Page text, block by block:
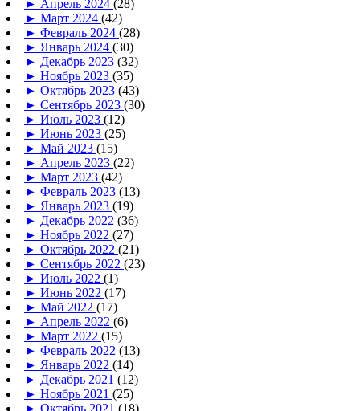
► Апрель 2024 (28)
► Март 2024 (42)
► Февраль 2024 (28)
► Январь 2024 (30)
► Декабрь 2023 (32)
► Ноябрь 2023 (35)
► Октябрь 2023 (43)
► Сентябрь 2023 (30)
► Июль 2023 (12)
► Июнь 2023 (25)
► Май 2023 (15)
► Апрель 2023 (22)
► Март 2023 (42)
► Февраль 2023 (13)
► Январь 2023 (19)
► Декабрь 2022 (36)
► Ноябрь 2022 (27)
► Октябрь 2022 (21)
► Сентябрь 2022 (23)
► Июль 2022 (1)
► Июнь 2022 (17)
► Май 2022 (17)
► Апрель 2022 (6)
► Март 2022 (15)
► Февраль 2022 (13)
► Январь 2022 (14)
► Декабрь 2021 (12)
► Ноябрь 2021 (25)